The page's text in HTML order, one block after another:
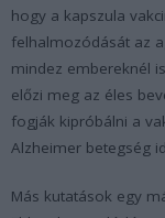
hogy a kapszula
felhalmozódását az
mindez embereknél
előzi meg az éles
fogják kipróbálni a
Alzheimer betegség
Más kutatások egy